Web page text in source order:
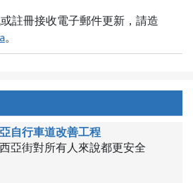
註冊接收電子郵件更新，請造
。
自行車道改善工程
亞街對所有人來說都更安全